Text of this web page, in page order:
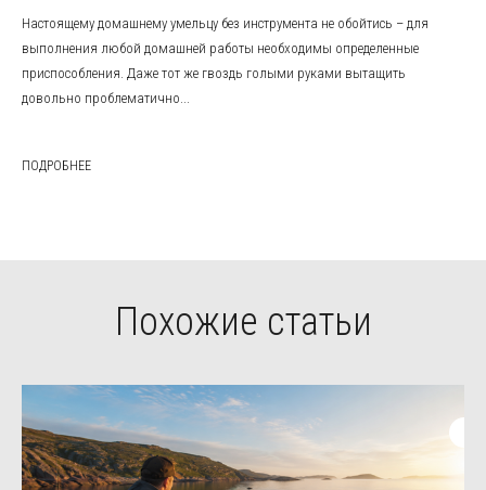
Настоящему домашнему умельцу без инструмента не обойтись – для
выполнения любой домашней работы необходимы определенные
приспособления. Даже тот же гвоздь голыми руками вытащить
довольно проблематично...
ПОДРОБНЕЕ
Похожие статьи